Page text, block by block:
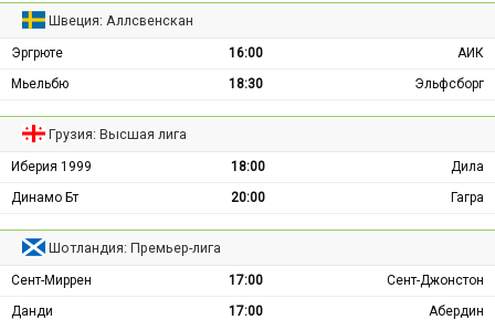
Швеция: Аллсвенскан
Эргрюте 16:00
АИК
Мьельбю
18:30 Эльфсборг
Грузия: Высшая лига
Иберия 1999 18:00
Дила
Динамо Бт
20:00 Гагра
Шотландия: Премьер-лига
Сент-Миррен 17:00
Сент-Джонстон
Данди
17:00 Абердин